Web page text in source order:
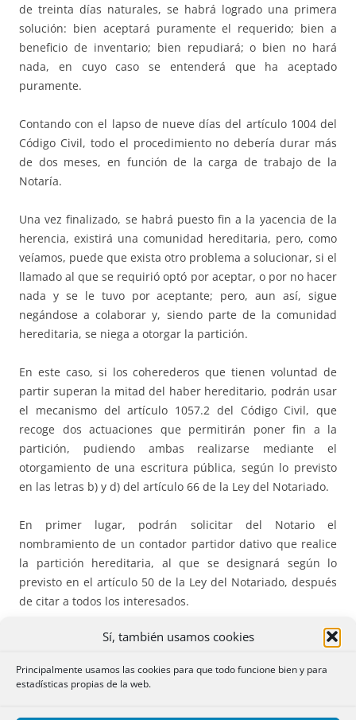
Sí, también usamos cookies
Principalmente usamos las cookies para que todo funcione bien y para
estadísticas propias de la web.
de treinta días naturales, se habrá logrado una primera
solución: bien aceptará puramente el requerido; bien a
beneficio de inventario; bien repudiará; o bien no hará
nada, en cuyo caso se entenderá que ha aceptado
puramente.
Contando con el lapso de nueve días del artículo 1004 del
Código Civil, todo el procedimiento no debería durar más
de dos meses, en función de la carga de trabajo de la
Notaría.
Una vez finalizado, se habrá puesto fin a la yacencia de la
herencia, existirá una comunidad hereditaria, pero, como
veíamos, puede que exista otro problema a solucionar, si el
llamado al que se requirió optó por aceptar, o por no hacer
nada y se le tuvo por aceptante; pero, aun así, sigue
negándose a colaborar y, siendo parte de la comunidad
hereditaria, se niega a otorgar la partición.
En este caso, si los coherederos que tienen voluntad de
partir superan la mitad del haber hereditario, podrán usar
el mecanismo del artículo 1057.2 del Código Civil, que
recoge dos actuaciones que permitirán poner fin a la
partición, pudiendo ambas realizarse mediante el
otorgamiento de una escritura pública, según lo previsto
en las letras b) y d) del artículo 66 de la Ley del Notariado.
En primer lugar, podrán solicitar del Notario el
nombramiento de un contador partidor dativo que realice
la partición hereditaria, al que se designará según lo
previsto en el artículo 50 de la Ley del Notariado, después
de citar a todos los interesados.
Por tanto, los coherederos acuden al Notario; y éste cita
Reglamento Notariala los demás coherederos (entre ellos,
instituidos herederos, a los acreedores del causante y a los